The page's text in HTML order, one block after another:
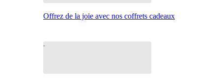
Offrez de la joie avec nos coffrets cadeaux